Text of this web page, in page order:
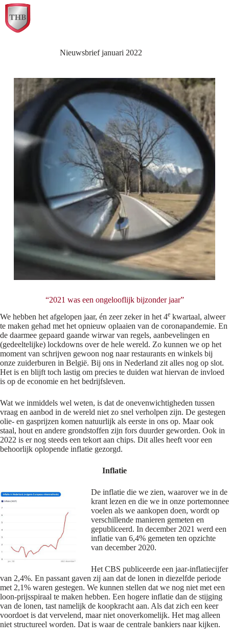
Ga
naar
de
inhoud
Nieuwsbrief januari 2022
“2021 was een ongelooflijk bijzonder jaar”
We hebben het afgelopen jaar, én zeer zeker in het 4e kwartaal, alweer
te maken gehad met het opnieuw oplaaien van de coronapandemie. En
de daarmee gepaard gaande wirwar van regels, aanbevelingen en
(gedeeltelijke) lockdowns over de hele wereld. Zo kunnen we op het
moment van schrijven gewoon nog naar restaurants en winkels bij
onze zuiderburen in België. Bij ons in Nederland zit alles nog op slot.
Het is en blijft toch lastig om precies te duiden wat hiervan de invloed
is op de economie en het bedrijfsleven.
Wat we inmiddels wel weten, is dat de onevenwichtigheden tussen
vraag en aanbod in de wereld niet zo snel verholpen zijn. De gestegen
olie- en gasprijzen komen natuurlijk als eerste in ons op. Maar ook
staal, hout en andere grondstoffen zijn fors duurder geworden. Ook in
2022 is er nog steeds een tekort aan chips. Dit alles heeft voor een
behoorlijk oplopende inflatie gezorgd.
Inflatie
De inflatie die we zien, waarover we in de
krant lezen en die we in onze portemonnee
voelen als we aankopen doen, wordt op
verschillende manieren gemeten en
gepubliceerd. In december 2021 werd een
inflatie van 6,4% gemeten ten opzichte
van december 2020.
Het CBS publiceerde een jaar-inflatiecijfer
van 2,4%. En passant gaven zij aan dat de lonen in diezelfde periode
met 2,1% waren gestegen. We kunnen stellen dat we nog niet met een
loon-prijsspiraal te maken hebben. Een hogere inflatie dan de stijging
van de lonen, tast namelijk de koopkracht aan. Als dat zich een keer
voordoet is dat vervelend, maar niet onoverkomelijk. Het mag alleen
niet structureel worden. Dat is waar de centrale bankiers naar kijken.